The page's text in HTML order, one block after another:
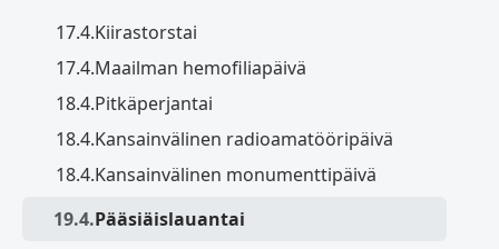
17.4.Kiirastorstai
17.4.Maailman hemofiliapäivä
18.4.Pitkäperjantai
18.4.Kansainvälinen radioamatööripäivä
18.4.Kansainvälinen monumenttipäivä
19.4.Pääsiäislauantai